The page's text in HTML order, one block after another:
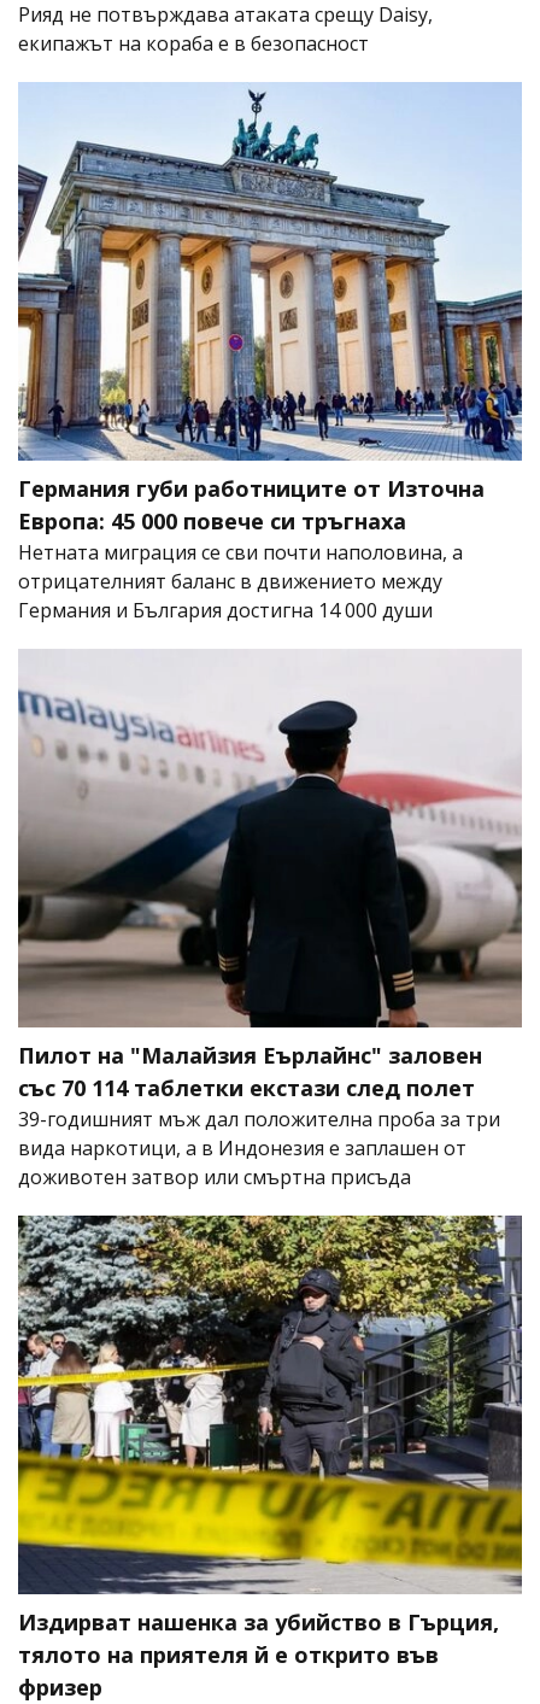
Рияд не потвърждава атаката срещу Daisy,
екипажът на кораба е в безопасност
Германия губи работниците от Източна
Европа: 45 000 повече си тръгнаха
Нетната миграция се сви почти наполовина, а
отрицателният баланс в движението между
Германия и България достигна 14 000 души
Пилот на "Малайзия Еърлайнс" заловен
със 70 114 таблетки екстази след полет
39-годишният мъж дал положителна проба за три
вида наркотици, а в Индонезия е заплашен от
доживотен затвор или смъртна присъда
Издирват нашенка за убийство в Гърция,
тялото на приятеля й е открито във
фризер